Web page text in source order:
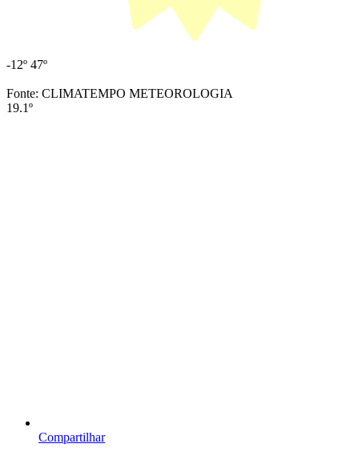
-12º 47º
Fonte: CLIMATEMPO METEOROLOGIA
19.1º
Compartilhar